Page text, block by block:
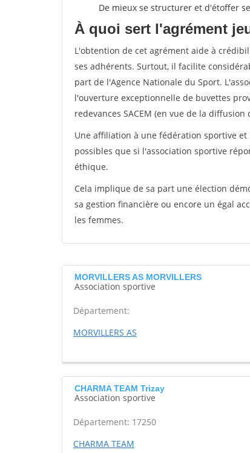
De mieux se structurer et d'étoffer
À quoi sert l'agrément
L'obtention de cet agrément aide à
ses adhérents. Surtout, il facilite
part de l'Agence Nationale du Sport.
l'ouverture exceptionnelle de buvettes
redevances SACEM (en vue de la
Une affiliation à une fédération sportive
possibles que si l'association sportive
éthique.
Cela implique de sa part une élection
sa gestion financière ou encore un égal
les femmes.
MORVILLERS AS MORVILLERS
Association sportive
Département:
MORVILLERS AS
CHARMA TEAM Trizay
Association sportive
Département: 17250
CHARMA TEAM